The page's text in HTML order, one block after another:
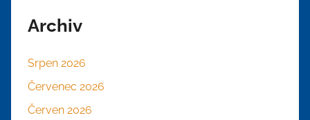
Archiv
Srpen 2026
Červenec 2026
Červen 2026